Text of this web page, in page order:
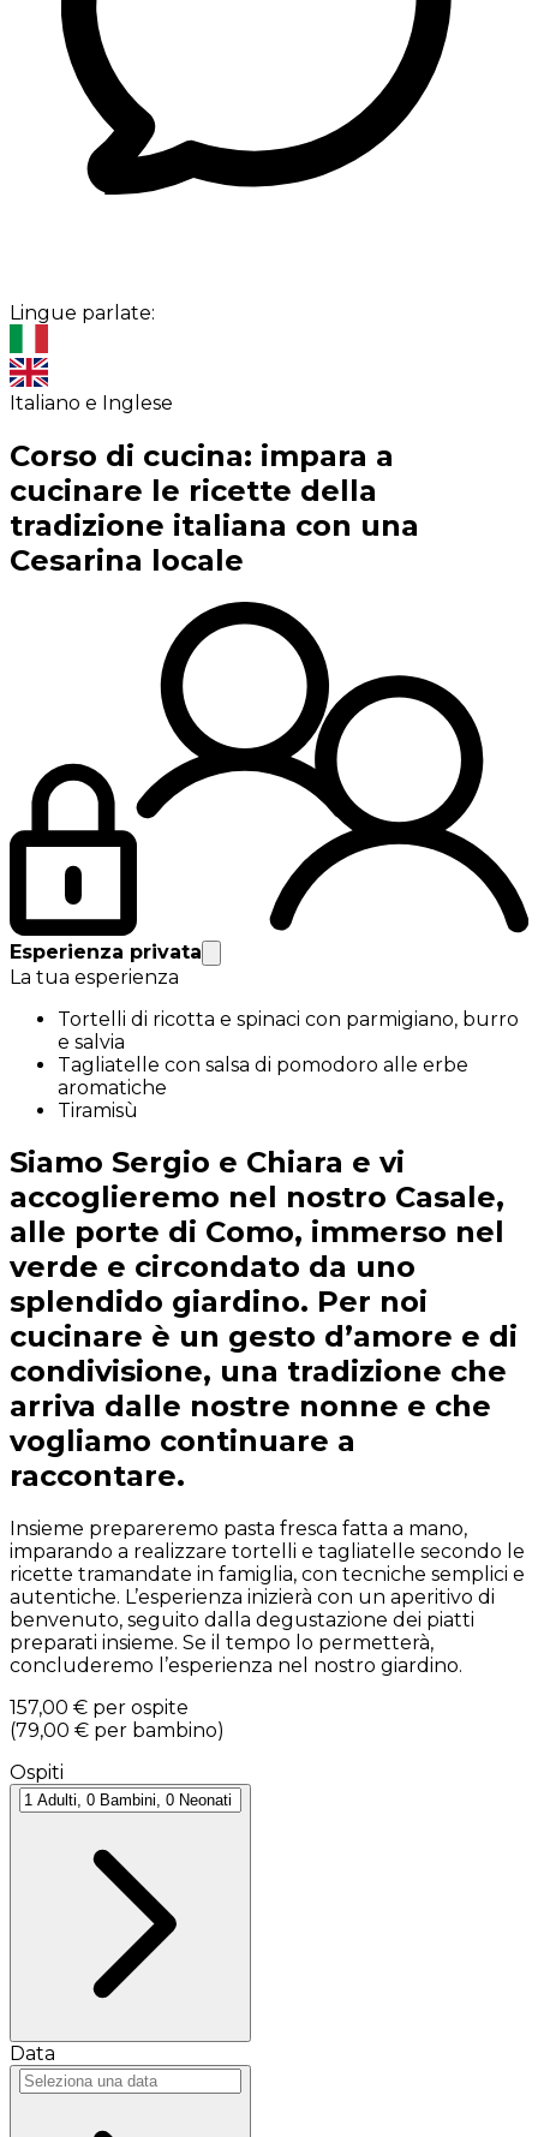
Lingue parlate:
Italiano e Inglese
Corso di cucina: impara a
cucinare le ricette della
tradizione italiana con una
Cesarina locale
Esperienza privata
La tua esperienza
Tortelli di ricotta e spinaci con parmigiano, burro
e salvia
Tagliatelle con salsa di pomodoro alle erbe
aromatiche
Tiramisù
Siamo Sergio e Chiara e vi
accoglieremo nel nostro Casale,
alle porte di Como, immerso nel
verde e circondato da uno
splendido giardino. Per noi
cucinare è un gesto d’amore e di
condivisione, una tradizione che
arriva dalle nostre nonne e che
vogliamo continuare a
raccontare.
Insieme prepareremo pasta fresca fatta a mano,
imparando a realizzare tortelli e tagliatelle secondo le
ricette tramandate in famiglia, con tecniche semplici e
autentiche. L’esperienza inizierà con un aperitivo di
benvenuto, seguito dalla degustazione dei piatti
preparati insieme. Se il tempo lo permetterà,
concluderemo l’esperienza nel nostro giardino.
157,00 € per ospite
(79,00 € per bambino)
Ospiti
Data